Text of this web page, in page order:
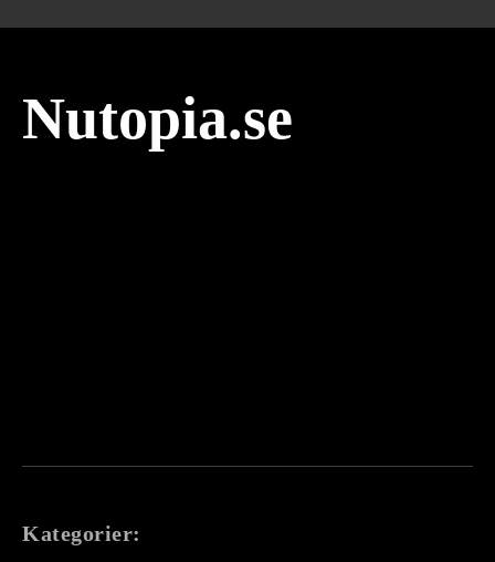
Nutopia.se
Kategorier: